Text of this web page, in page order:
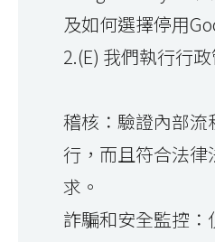
及如何選擇停用
2.(E) 我們執行行
稽核：驗證內部流
行，而且符合法律
求。
詐騙和安全監控